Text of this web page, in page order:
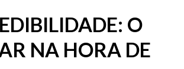
O
NA HORA DE